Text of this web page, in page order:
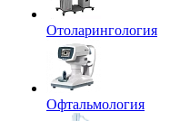
Отоларингология
Офтальмология